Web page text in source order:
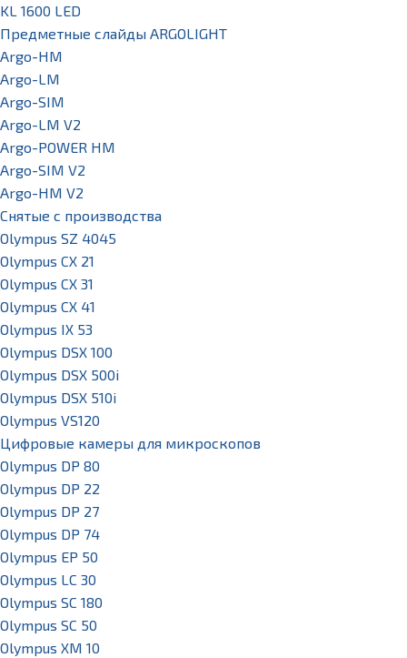
KL 1600 LED
Предметные слайды ARGOLIGHT
Argo-HM
Argo-LM
Argo-SIM
Argo-LM V2
Argo-POWER HM
Argo-SIM V2
Argo-HM V2
Снятые с производства
Olympus SZ 4045
Olympus CX 21
Olympus CX 31
Olympus CX 41
Olympus IX 53
Olympus DSX 100
Olympus DSX 500i
Olympus DSX 510i
Olympus VS120
Цифровые камеры для микроскопов
Olympus DP 80
Olympus DP 22
Olympus DP 27
Olympus DP 74
Olympus EP 50
Olympus LC 30
Olympus SC 180
Olympus SC 50
Olympus XM 10